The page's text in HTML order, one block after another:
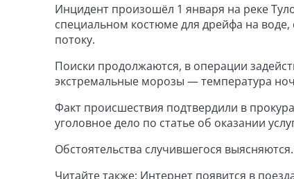
Инцидент произошёл 1 января на реке
специальном костюме для дрейфа на воде,
потоку.
Поиски продолжаются, в операции
экстремальные морозы — температура
Факт происшествия подтвердили в
уголовное дело по статье об оказании
Обстоятельства случившегося выясняются.
Читайте также: Интернет появится в